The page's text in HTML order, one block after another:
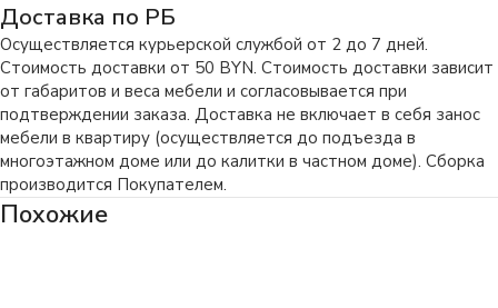
Доставка по РБ
Осуществляется курьерской службой от 2 до 7 дней.
Стоимость доставки от 50 BYN. Стоимость доставки зависит
от габаритов и веса мебели и согласовывается при
подтверждении заказа. Доставка не включает в себя занос
мебели в квартиру (осуществляется до подъезда в
многоэтажном доме или до калитки в частном доме). Сборка
производится Покупателем.
Похожие